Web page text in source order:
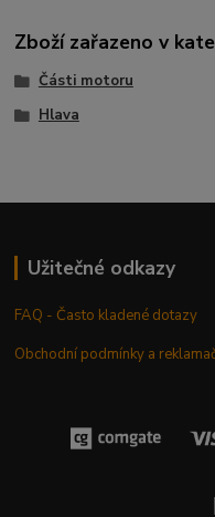
Zboží zařazeno v
Části motoru
Hlava
Užitečné odkazy
FAQ - Často kladené dotazy
Obchodní podmínky a